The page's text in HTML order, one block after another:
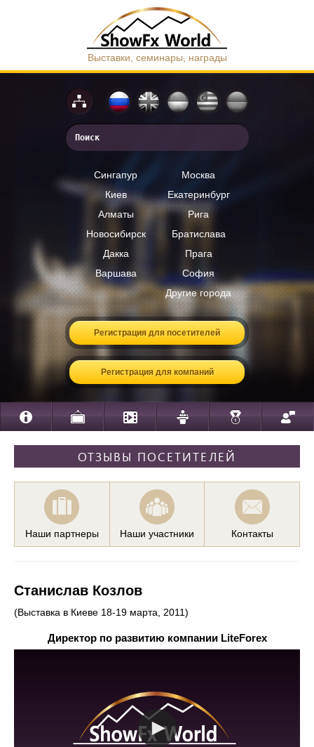
Выставки, семинары, награды
Сингапур
Москва
Киев
Екатеринбург
Алматы
Рига
Новосибирск
Братислава
Дакка
Прага
Варшава
София
Другие города
Регистрация для посетителей
Регистрация для компаний
ОТЗЫВЫ ПОСЕТИТЕЛЕЙ
Наши партнеры Наши участники Контакты
Станислав Козлов
(Выставка в Киеве 18-19 марта, 2011)
Директор по развитию компании LiteForex